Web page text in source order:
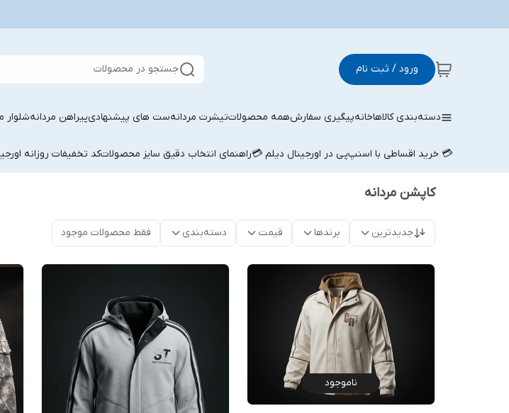
ورود / ثبت نام جستجو در محصولات
دسته‌بندی کالاهاخانهپیگیری سفارشهمه محصولاتتیشرت مردانهست های پیشنهادیپیراهن مردانهشلوار
💳 خرید اقساطی با اسنپ‌پی در اورجینال دیلم 💳راهنمای انتخاب دقیق سایز محصولاتکد تخفیفات روزانه
کاپشن مردانه
جدیدترین برندها قیمت دسته‌بندی فقط محصولات موجود
ناموجود